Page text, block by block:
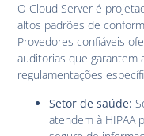
O Cloud Server é
altos padrões de
Provedores confiáveis
auditorias que garantem
regulamentações
Setor de saúde:
atendem à HIPAA